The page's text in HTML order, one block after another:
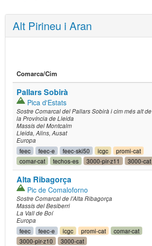
Alt Pirineu i Aran
Comarca/Cim
Pallars Sobirà
Pica d'Estats
Sostre Comarcal del Pallars Sobirà i cim més alt de
la Província de Lleida
Massís del Montcalm
Lleida Alins Ausat
Europa
feec feec-e feec-ski50 icgc
promi-cat
comar-cat
techos-es 3000-pir-z11 3000-cat
Alta Ribagorça
Pic de Comaloforno
Sostre Comarcal de l'Alta Ribagorça
Massís del Besiberri
La Vall de Boí
Europa
feec feec-e icgc promi-cat
comar-cat
3000-pir-z10
3000-cat